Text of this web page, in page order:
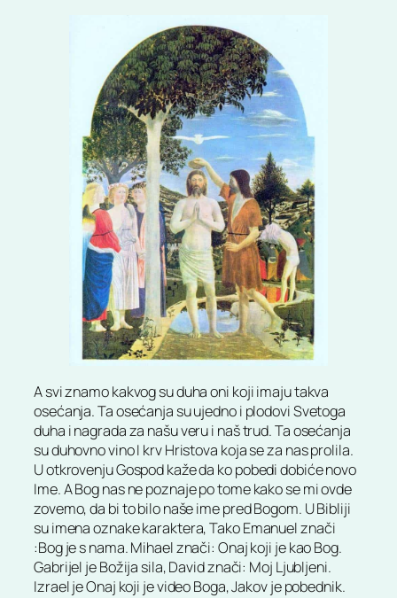
A svi znamo kakvog su duha oni koji imaju takva
osećanja. Ta osećanja su ujedno i plodovi Svetoga
duha i nagrada za našu veru i naš trud. Ta osećanja
su duhovno vino I krv Hristova koja se za nas prolila.
U otkrovenju Gospod kaže da ko pobedi dobiće novo
Ime. A Bog nas ne poznaje po tome kako se mi ovde
zovemo, da bi to bilo naše ime pred Bogom. U Bibliji
su imena oznake karaktera, Tako Emanuel znači
:Bog je s nama. Mihael znači: Onaj koji je kao Bog.
Gabrijel je Božija sila, David znači: Moj Ljubljeni.
Izrael je Onaj koji je video Boga, Jakov je pobednik.